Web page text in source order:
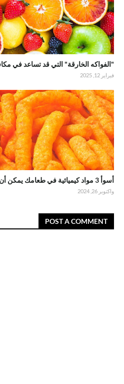
"الفواكه الخارقة" التي قد تساعد في
فبراير 12, 2025
أسوأ 3 مواد كيميائية في طعامك يمكن أن تضر بصحتك
واكتوبر 26, 2024
POST A COMMENT